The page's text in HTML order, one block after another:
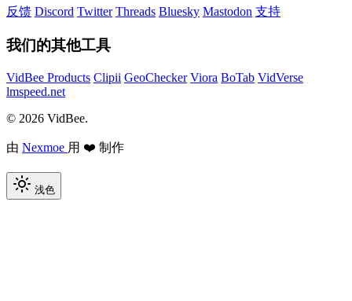
反馈 Discord Twitter Threads Bluesky Mastodon 支持
我们的其他工具
VidBee Products Clipii GeoChecker Viora BoTab VidVerse
lmspeed.net
© 2026 VidBee.
由 Nexmoe 用 ❤️ 制作
浅色